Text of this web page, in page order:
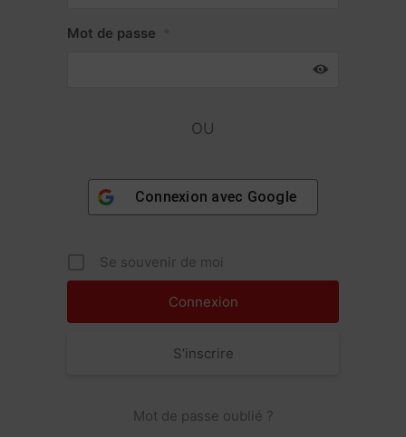
Mot de passe
OU
Connexion avec Google
Se souvenir de moi
S’inscrire
Mot de passe oublié ?